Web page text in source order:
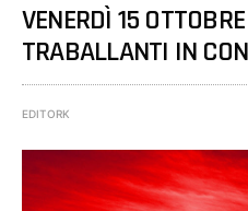
VENERDÌ 15
TRABALLANTI IN
EDITORK